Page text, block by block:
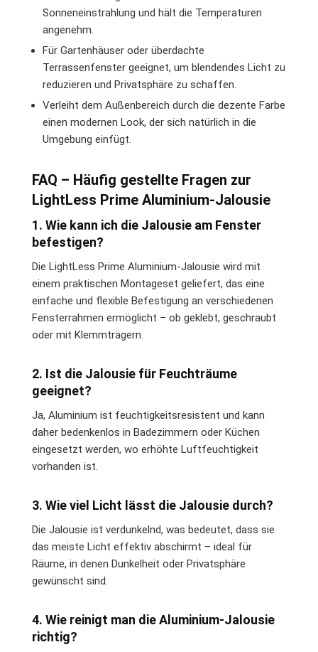
Sonneneinstrahlung und hält die Temperaturen
angenehm.
Für Gartenhäuser oder überdachte
Terrassenfenster geeignet, um blendendes Licht zu
reduzieren und Privatsphäre zu schaffen.
Verleiht dem Außenbereich durch die dezente Farbe
einen modernen Look, der sich natürlich in die
Umgebung einfügt.
FAQ – Häufig gestellte Fragen zur
LightLess Prime Aluminium-Jalousie
1. Wie kann ich die Jalousie am Fenster
befestigen?
Die LightLess Prime Aluminium-Jalousie wird mit
einem praktischen Montageset geliefert, das eine
einfache und flexible Befestigung an verschiedenen
Fensterrahmen ermöglicht – ob geklebt, geschraubt
oder mit Klemmträgern.
2. Ist die Jalousie für Feuchträume
geeignet?
Ja, Aluminium ist feuchtigkeitsresistent und kann
daher bedenkenlos in Badezimmern oder Küchen
eingesetzt werden, wo erhöhte Luftfeuchtigkeit
vorhanden ist.
3. Wie viel Licht lässt die Jalousie durch?
Die Jalousie ist verdunkelnd, was bedeutet, dass sie
das meiste Licht effektiv abschirmt – ideal für
Räume, in denen Dunkelheit oder Privatsphäre
gewünscht sind.
4. Wie reinigt man die Aluminium-Jalousie
richtig?